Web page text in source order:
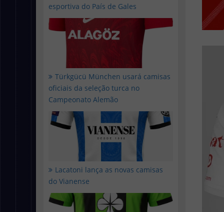
esportiva do País de Gales
Türkgücü München usará camisas
oficiais da seleção turca no
Campeonato Alemão
Lacatoni lança as novas camisas
do Vianense